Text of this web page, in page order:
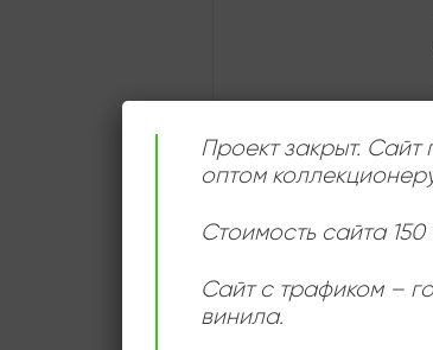
СЛУШАТЬ
Проект закрыт. Сайт
оптом
Стоимость сайта 150
Сайт с трафиком –
винила.